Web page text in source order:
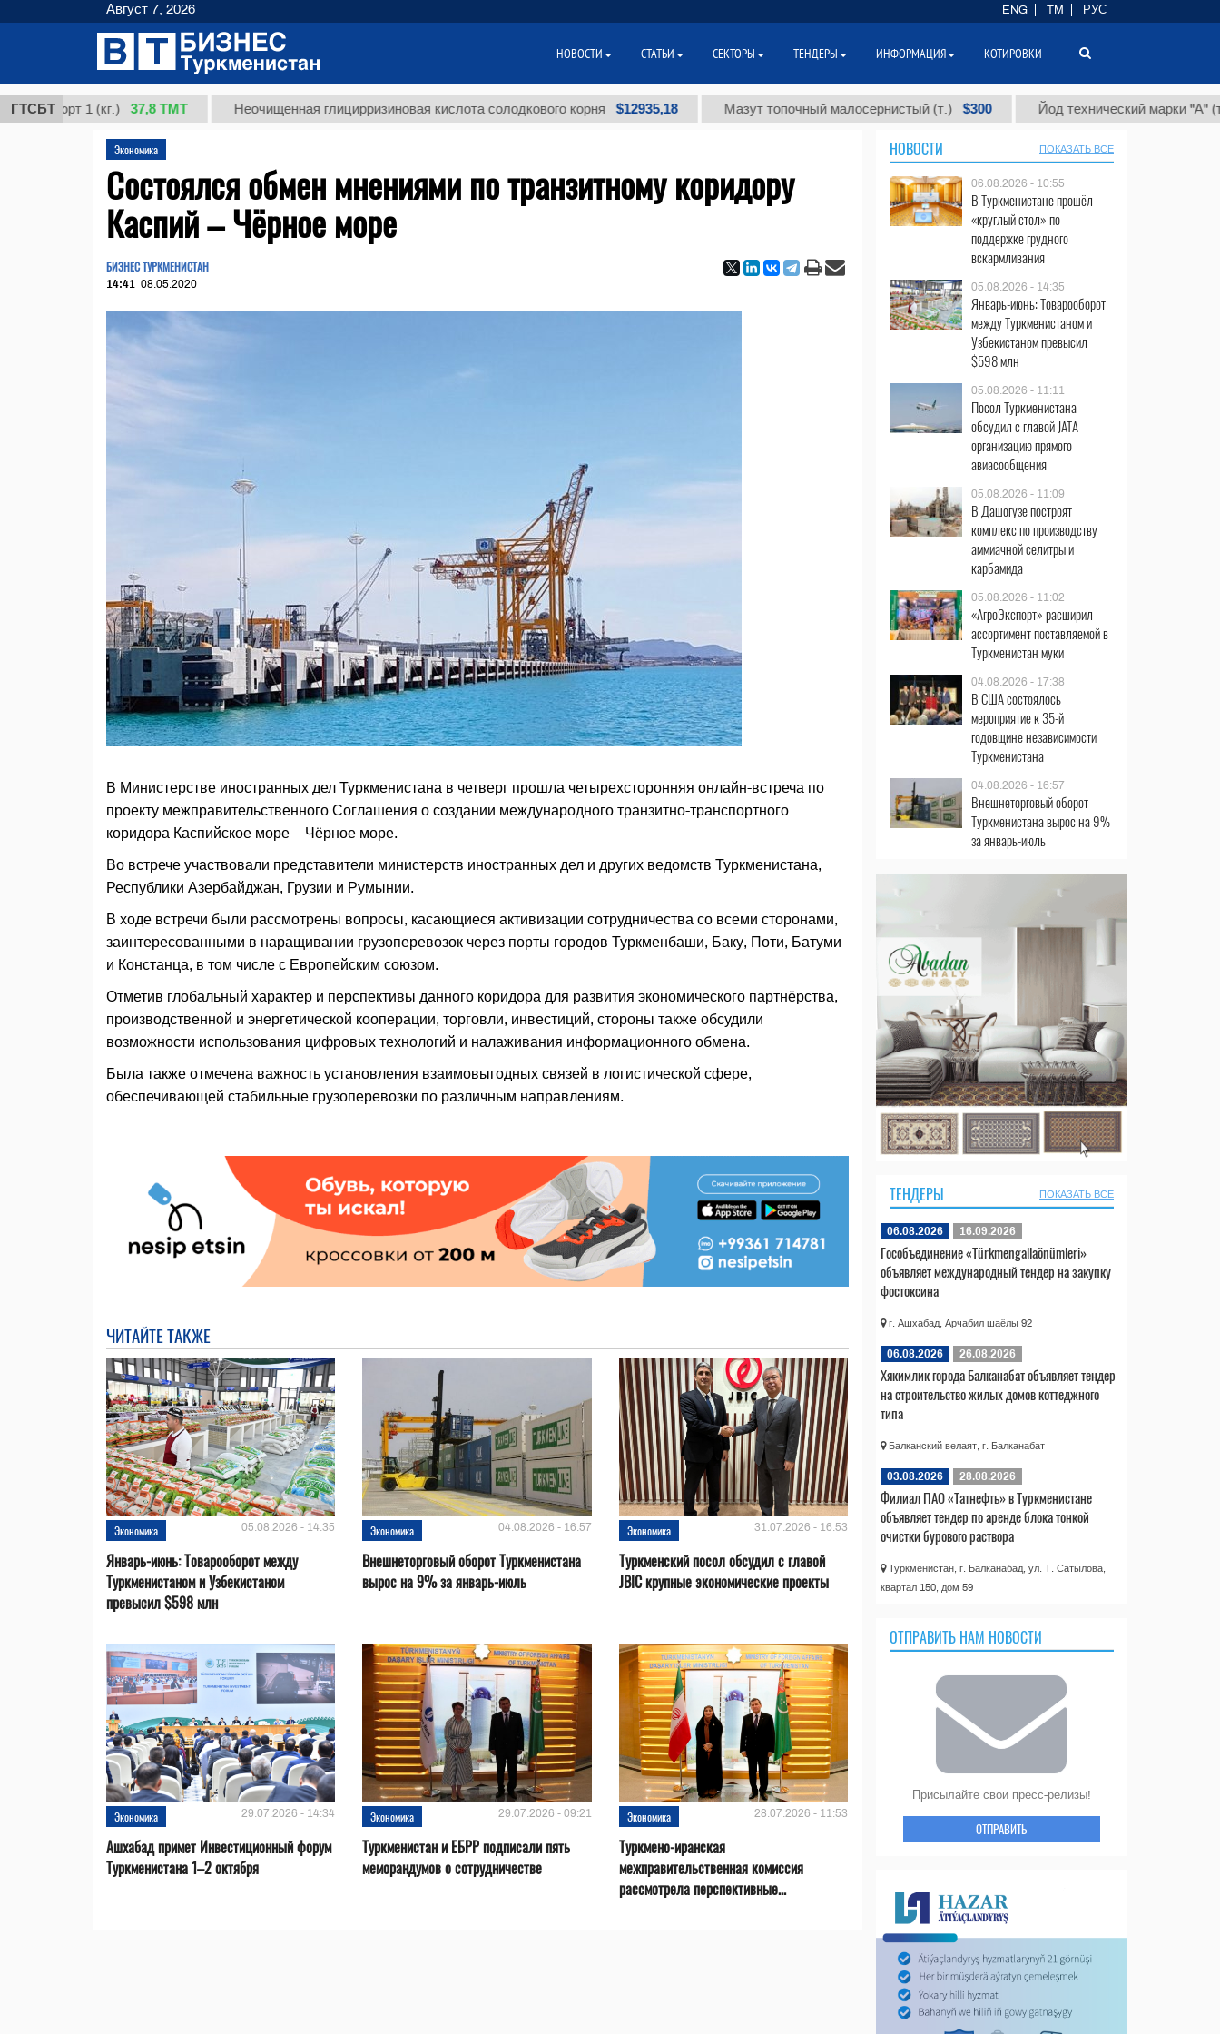
ГТСБТ1 (кг.) 37,8 ТМТ Неочищенная глицирризиновая кислота солодкового корня $12935,18 Мазут топочный малосернистый (т.) $300 Йод технический марки "А" (т.) $86
Экономика
Состоялся обмен мнениями по транзитному коридору
Каспий – Чёрное море
БИЗНЕС ТУРКМЕНИСТАН
14:41 08.05.2020
В Министерстве иностранных дел Туркменистана в четверг прошла четырехсторонняя онлайн-встреча по
проекту межправительственного Соглашения о создании международного транзитно-транспортного
коридора Каспийское море – Чёрное море.
Во встрече участвовали представители министерств иностранных дел и других ведомств Туркменистана,
Республики Азербайджан, Грузии и Румынии.
В ходе встречи были рассмотрены вопросы, касающиеся активизации сотрудничества со всеми сторонами,
заинтересованными в наращивании грузоперевозок через порты городов Туркменбаши, Баку, Поти, Батуми
и Констанца, в том числе с Европейским союзом.
Отметив глобальный характер и перспективы данного коридора для развития экономического партнёрства,
производственной и энергетической кооперации, торговли, инвестиций, стороны также обсудили
возможности использования цифровых технологий и налаживания информационного обмена.
Была также отмечена важность установления взаимовыгодных связей в логистической сфере,
обеспечивающей стабильные грузоперевозки по различным направлениям.
ЧИТАЙТЕ ТАКЖЕ
Экономика 05.08.2026 - 14:35
Январь-июнь: Товарооборот между
Туркменистаном и Узбекистаном
превысил $598 млн
Экономика 04.08.2026 - 16:57
Внешнеторговый оборот Туркменистана
вырос на 9% за январь-июль
Экономика 31.07.2026 - 16:53
Туркменский посол обсудил с главой
JBIC крупные экономические проекты
Экономика 29.07.2026 - 14:34
Ашхабад примет Инвестиционный форум
Туркменистана 1–2 октября
Экономика 29.07.2026 - 09:21
Туркменистан и ЕБРР подписали пять
меморандумов о сотрудничестве
Экономика 28.07.2026 - 11:53
Туркмено-иранская
межправительственная комиссия
рассмотрела перспективные...
НОВОСТИ ПОКАЗАТЬ ВСЕ
06.08.2026 - 10:55
В Туркменистане прошёл
«круглый стол» по
поддержке грудного
вскармливания
05.08.2026 - 14:35
Январь-июнь: Товарооборот
между Туркменистаном и
Узбекистаном превысил
$598 млн
05.08.2026 - 11:11
Посол Туркменистана
обсудил с главой JATA
организацию прямого
авиасообщения
05.08.2026 - 11:09
В Дашогузе построят
комплекс по производству
аммиачной селитры и
карбамида
05.08.2026 - 11:02
«АгроЭкспорт» расширил
ассортимент поставляемой в
Туркменистан муки
04.08.2026 - 17:38
В США состоялось
мероприятие к 35-й
годовщине независимости
Туркменистана
04.08.2026 - 16:57
Внешнеторговый оборот
Туркменистана вырос на 9%
за январь-июль
ТЕНДЕРЫ ПОКАЗАТЬ ВСЕ
06.08.2026 16.09.2026
Гособъединение «Türkmengallaönümleri»
объявляет международный тендер на закупку
фостоксина
г. Ашхабад, Арчабил шаёлы 92
06.08.2026 26.08.2026
Хякимлик города Балканабат объявляет тендер
на строительство жилых домов коттеджного
типа
Балканский велаят, г. Балканабат
03.08.2026 28.08.2026
Филиал ПАО «Татнефть» в Туркменистане
объявляет тендер по аренде блока тонкой
очистки бурового раствора
Туркменистан, г. Балканабад, ул. Т. Сатылова,
квартал 150, дом 59
ОТПРАВИТЬ НАМ НОВОСТИ
Присылайте свои пресс-релизы!
ОТПРАВИТЬ
Август 7, 2026 ENG TM РУС
НОВОСТИ СТАТЬИ СЕКТОРЫ ТЕНДЕРЫ ИНФОРМАЦИЯ КОТИРОВКИ